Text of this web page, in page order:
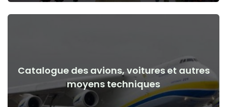
Catalogue des avions, voitures et autres
moyens techniques
Avions, voitures, moyens techniques avant et après le début
de la guerre
Voir les détails